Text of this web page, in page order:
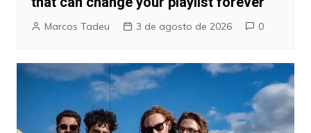
Marcos Tadeu 3 de agosto de 2026 0